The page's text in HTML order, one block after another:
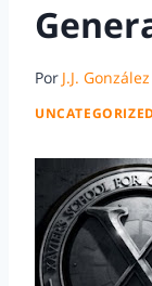
Por J.J.